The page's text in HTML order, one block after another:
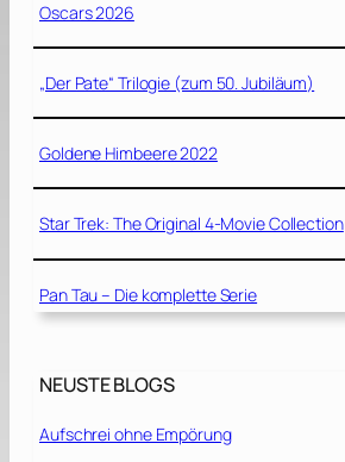
Oscars 2026
„Der Pate“ Trilogie (zum 50. Jubiläum)
Goldene Himbeere 2022
Star Trek: The Original 4-Movie Collection
Pan Tau – Die komplette Serie
NEUSTE BLOGS
Aufschrei ohne Empörung